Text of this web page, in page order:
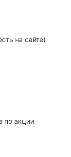
на сайте)
по акции